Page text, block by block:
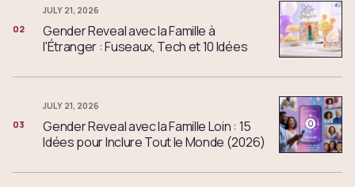
02
JULY 21, 2026
Gender Reveal avec la Famille à
l'Étranger : Fuseaux, Tech et 10 Idées
03
JULY 21, 2026
Gender Reveal avec la Famille Loin : 15
Idées pour Inclure Tout le Monde (2026)